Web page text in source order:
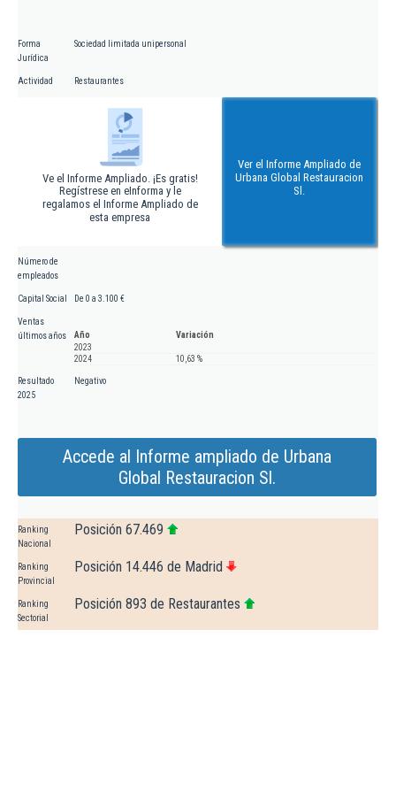
Forma
Jurídica
Sociedad limitada unipersonal
Actividad Restaurantes
Ve el Informe Ampliado. ¡Es gratis!
Regístrese en eInforma y le
regalamos el Informe Ampliado de
esta empresa
Ver el Informe Ampliado de
Urbana Global Restauracion
Sl.
Número de
empleados
Capital Social De 0 a 3.100 €
Ventas
últimos años
Año
Variación
2023
2024
10,63 %
Resultado
2025
Negativo
Accede al Informe ampliado de Urbana
Global Restauracion Sl.
Ranking
Nacional
Posición 67.469
Ranking
Provincial
Posición 14.446 de Madrid
Ranking
Sectorial
Posición 893 de Restaurantes